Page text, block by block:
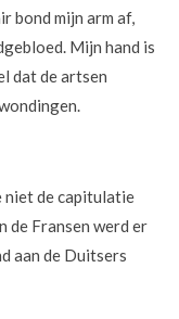
bond mijn arm af,
Mijn hand is
dat de artsen
niet de capitulatie
de Fransen werd er
aan de Duitsers